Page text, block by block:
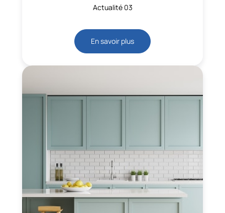
Actualité 03
En savoir plus